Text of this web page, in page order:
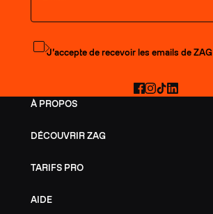
À PROPOS
DÉCOUVRIR ZAG
TARIFS PRO
AIDE
S'abonner à la newsletter
J’accepte de recevoir les emails de ZAG
Facebook
Instagram
TikTokLinkedIn